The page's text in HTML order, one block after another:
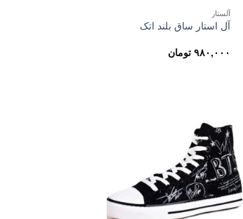
آلستار
آل استار ساق بلند اتک
۹۸۰,۰۰۰ تومان